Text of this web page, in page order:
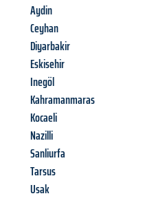
Aydin
Ceyhan
Diyarbakir
Eskisehir
Inegöl
Kahramanmaras
Kocaeli
Nazilli
Sanliurfa
Tarsus
Usak